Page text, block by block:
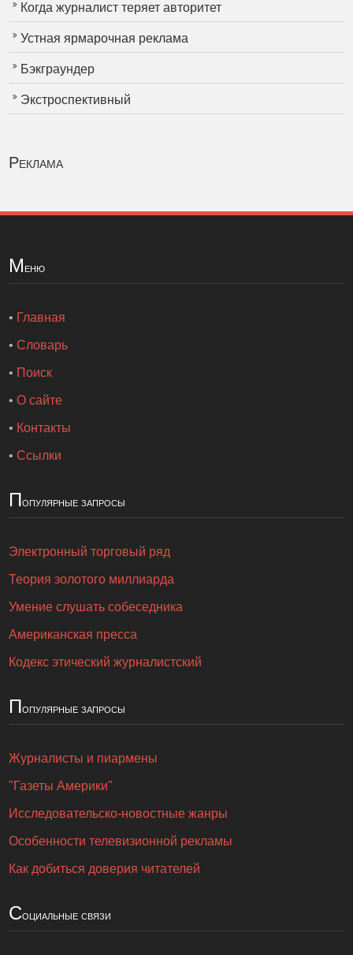
Когда журналист теряет авторитет
Устная ярмарочная реклама
Бэкграундер
Экстроспективный
Реклама
Меню
• Главная
•Словарь
• Поиск
•О сайте
• Контакты
•Ссылки
Популярные запросы
Электронный торговый ряд
Теория золотого миллиарда
Умение слушать собеседника
Американская пресса
Кодекс этический журналистский
Популярные запросы
Журналисты и пиармены
"Газеты Америки"
Исследовательско-новостные жанры
Особенности телевизионной рекламы
Как добиться доверия читателей
Социальные связи